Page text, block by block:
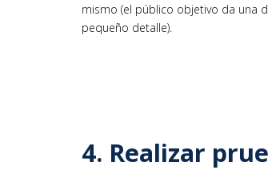
mismo (el público objetivo da una
pequeño detalle).
4. Realizar